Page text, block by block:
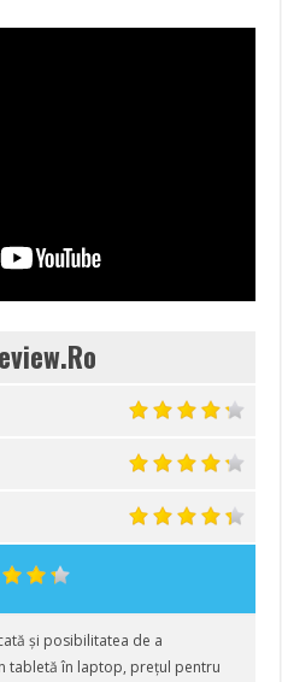
și posibilitatea de a
tabletă în laptop, prețul pentru